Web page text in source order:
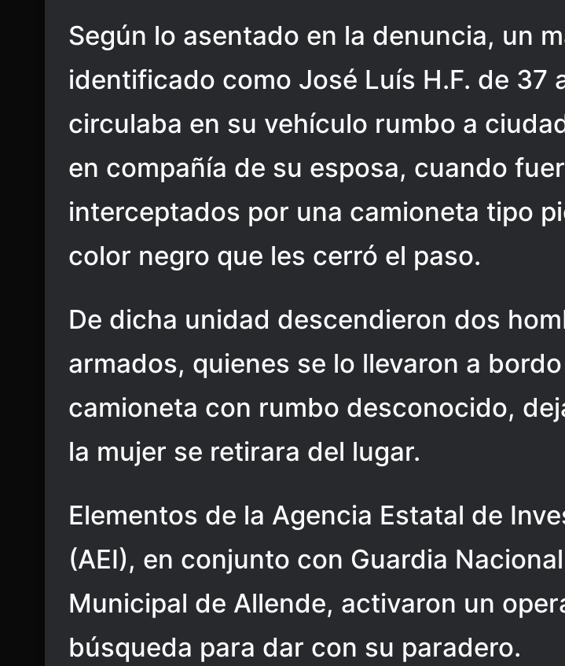
Según lo asentado en la denuncia, un
identificado como José Luís H.F. de 37
circulaba en su vehículo rumbo a
en compañía de su esposa, cuando
interceptados por una camioneta tipo
color negro que les cerró el paso.
De dicha unidad descendieron dos
armados, quienes se lo llevaron a
camioneta con rumbo desconocido,
la mujer se retirara del lugar.
Elementos de la Agencia Estatal de
(AEI), en conjunto con Guardia
Municipal de Allende, activaron un
búsqueda para dar con su paradero.